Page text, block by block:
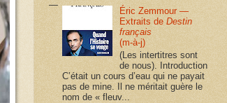
Éric Zemmour —
Extraits deDestin
français
(m-à-j)
(Les intertitres sont
de nous). Introduction
C’était un cours d’eau qui ne payait
pas de mine. Il ne méritait guère le
nom de « fleuv...